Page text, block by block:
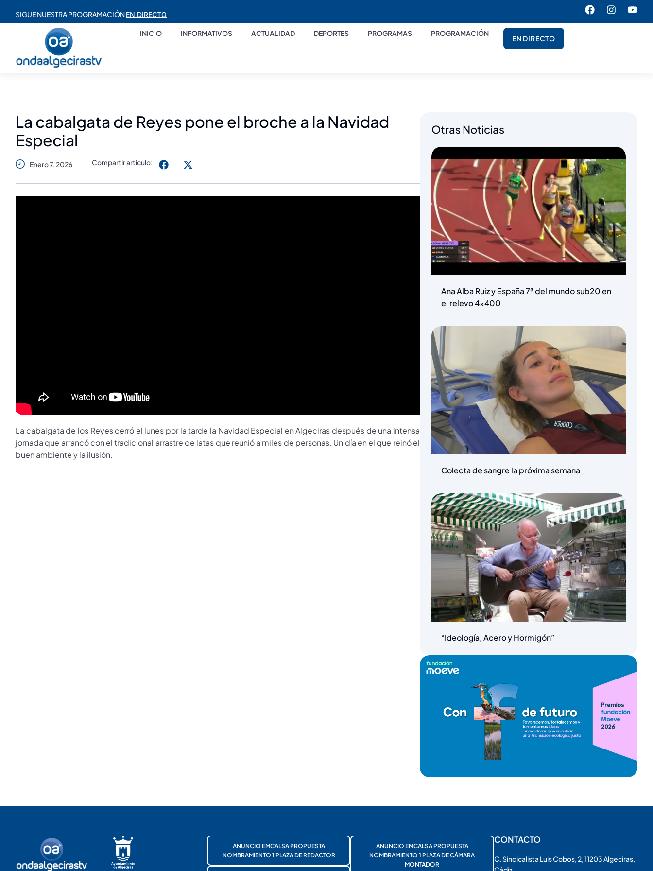
SIGUE NUESTRA PROGRAMACIÓNEN DIRECTO
INICIO INFORMATIVOS ACTUALIDAD DEPORTES PROGRAMAS PROGRAMACIÓN
EN DIRECTO
La cabalgata de Reyes pone el broche a la Navidad
Especial
Enero 7, 2026 Compartir artículo:
La cabalgata de los Reyes cerró el lunes por la tarde la Navidad Especial en Algeciras después de una intensa
jornada que arrancó con el tradicional arrastre de latas que reunió a miles de personas. Un día en el que reinó el
buen ambiente y la ilusión.
Otras Noticias
Ana Alba Ruiz y España 7ª del mundo sub20 en
el relevo 4×400
Colecta de sangre la próxima semana
“Ideología, Acero y Hormigón”
ANUNCIO EMCALSA PROPUESTA
NOMBRAMIENTO 1 PLAZA DE REDACTOR
ANUNCIO EMCALSA PROPUESTA
NOMBRAMIENTO 1 PLAZA DE CÁMARA
MONTADOR
CONTACTO
C. Sindicalista Luis Cobos, 2, 11203 Algeciras,